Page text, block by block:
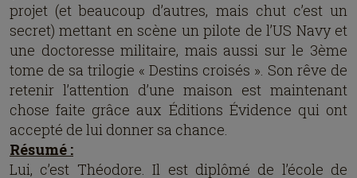
projet (et beaucoup d’autres, mais chut c’est un
secret) mettant en scène un pilote de l’US Navy et
une doctoresse militaire, mais aussi sur le 3ème
tome de sa trilogie « Destins croisés ». Son rêve de
retenir l’attention d’une maison est maintenant
chose faite grâce aux Éditions Évidence qui ont
accepté de lui donner sa chance.
Résumé :
Lui, c’est Théodore. Il est diplômé de l’école de